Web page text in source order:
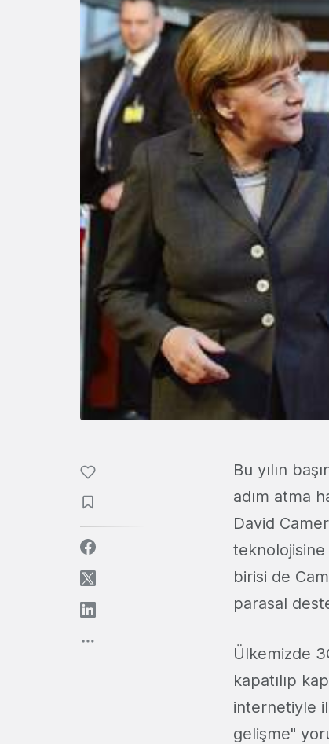
Bu yılın
adım atma
David
teknolojisine
birisi de
parasal
Ülkemizde
kapatılıp
internetiyle
gelişme"